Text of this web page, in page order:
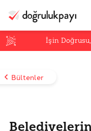
İşin
Bültenler
Belediyelerin